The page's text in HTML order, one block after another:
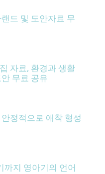
드 및 도안자료 무
자료, 환경과 생활
무료 공유
정적으로 애착 형성
까지 영아기의 언어